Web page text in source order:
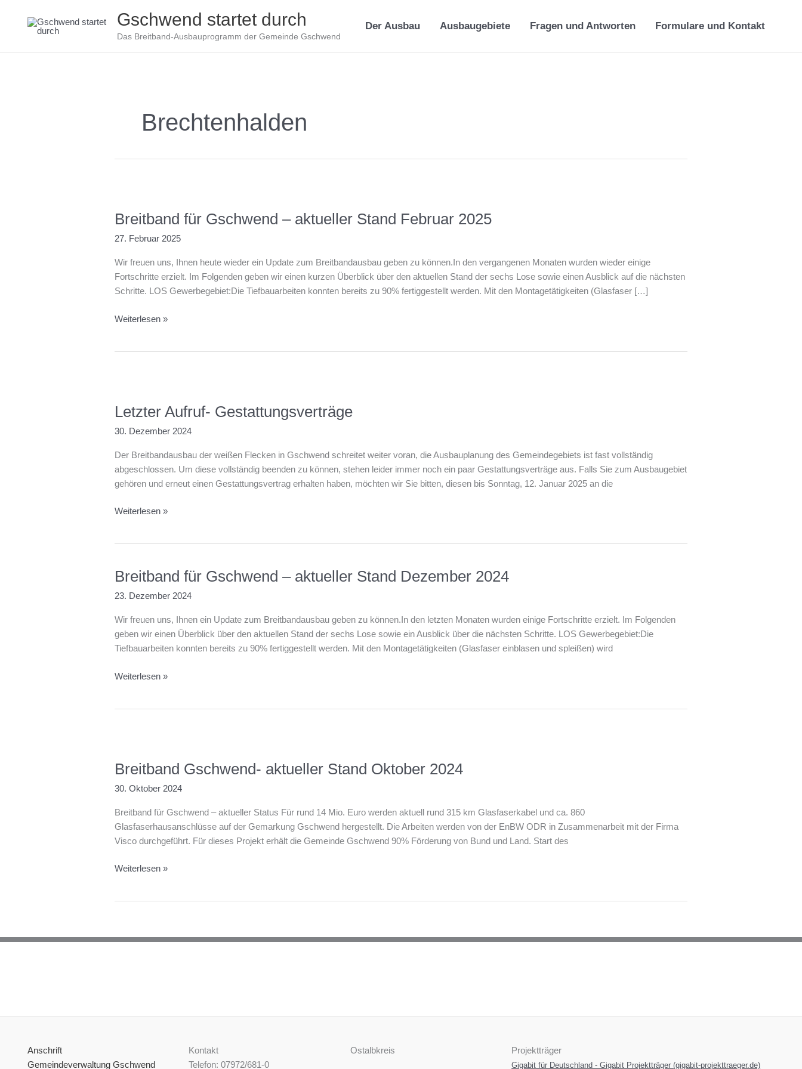
Gschwend startet durch
Das Breitband-Ausbauprogramm der Gemeinde Gschwend
Der Ausbau Ausbaugebiete Fragen und Antworten Formulare und Kontakt
Brechtenhalden
Breitband für Gschwend – aktueller Stand Februar 2025
27. Februar 2025
Wir freuen uns, Ihnen heute wieder ein Update zum Breitbandausbau geben zu können.In den vergangenen Monaten wurden wieder einige
Fortschritte erzielt. Im Folgenden geben wir einen kurzen Überblick über den aktuellen Stand der sechs Lose sowie einen Ausblick auf die nächsten
Schritte. LOS Gewerbegebiet:Die Tiefbauarbeiten konnten bereits zu 90% fertiggestellt werden. Mit den Montagetätigkeiten (Glasfaser […]
Breitband
Februar
2025
Weiterlesen »
Letzter Aufruf- Gestattungsverträge
30. Dezember 2024
Der Breitbandausbau der weißen Flecken in Gschwend schreitet weiter voran, die Ausbauplanung des Gemeindegebiets ist fast vollständig
abgeschlossen. Um diese vollständig beenden zu können, stehen leider immer noch ein paar Gestattungsverträge aus. Falls Sie zum Ausbaugebiet
gehören und erneut einen Gestattungsvertrag erhalten haben, möchten wir Sie bitten, diesen bis Sonntag, 12. Januar 2025 an die
Letzter
Weiterlesen »
Breitband für Gschwend – aktueller Stand Dezember 2024
23. Dezember 2024
Wir freuen uns, Ihnen ein Update zum Breitbandausbau geben zu können.In den letzten Monaten wurden einige Fortschritte erzielt. Im Folgenden
geben wir einen Überblick über den aktuellen Stand der sechs Lose sowie ein Ausblick über die nächsten Schritte. LOS Gewerbegebiet:Die
Tiefbauarbeiten konnten bereits zu 90% fertiggestellt werden. Mit den Montagetätigkeiten (Glasfaser einblasen und spleißen) wird
Breitband
Dezember
2024
Weiterlesen »
Breitband Gschwend- aktueller Stand Oktober 2024
30. Oktober 2024
Breitband für Gschwend – aktueller Status Für rund 14 Mio. Euro werden aktuell rund 315 km Glasfaserkabel und ca. 860
Glasfaserhausanschlüsse auf der Gemarkung Gschwend hergestellt. Die Arbeiten werden von der EnBW ODR in Zusammenarbeit mit der Firma
Visco durchgeführt. Für dieses Projekt erhält die Gemeinde Gschwend 90% Förderung von Bund und Land. Start des
Breitband
2024
Weiterlesen »
Anschrift
Gemeindeverwaltung Gschwend
Kontakt
Telefon: 07972/681-0
Ostalbkreis Projektträger
Gigabit für Deutschland - Gigabit Projektträger (gigabit-projekttraeger.de)